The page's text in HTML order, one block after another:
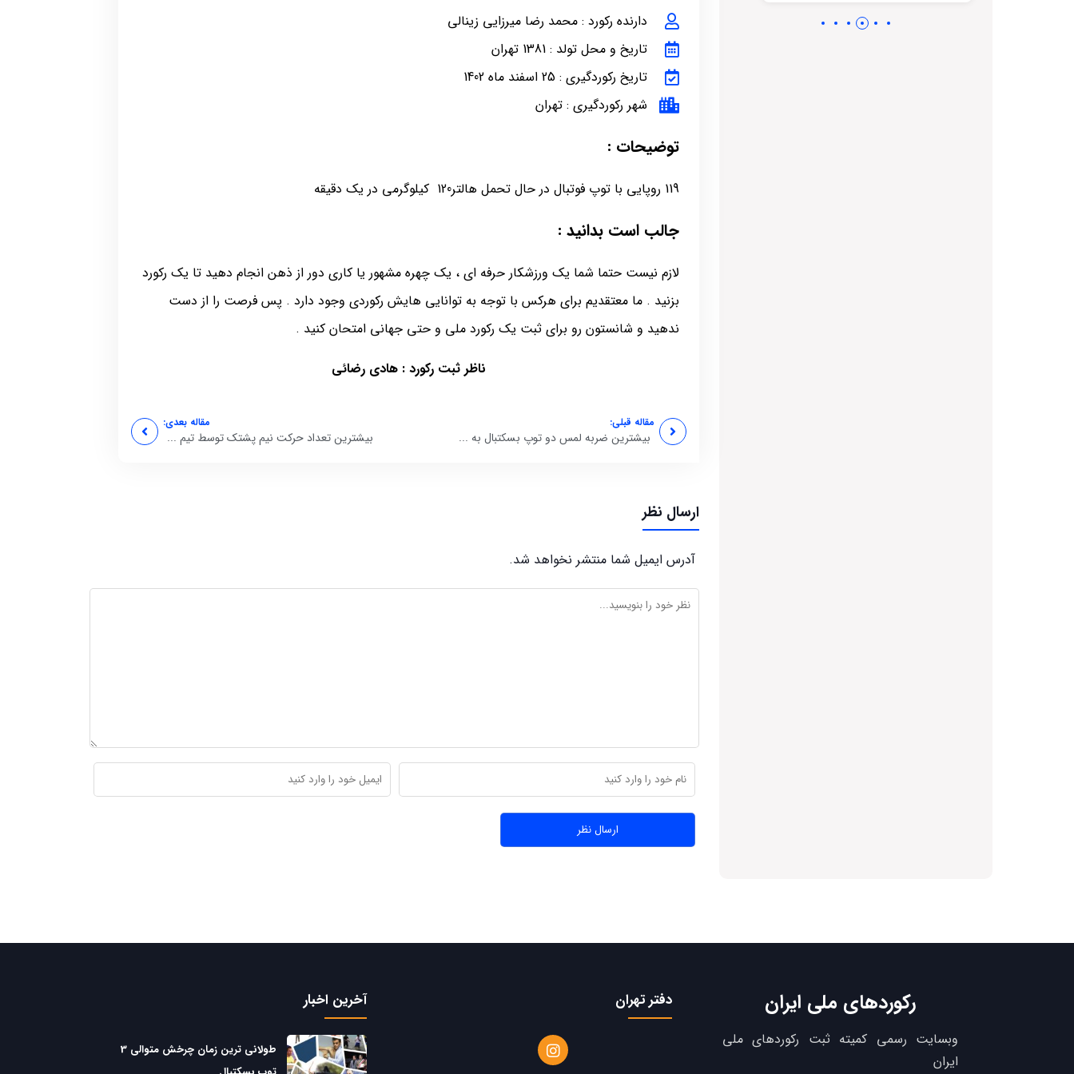
دارنده رکورد : محمد رضا میرزایی زینالی
تاریخ و محل تولد : 1381 تهران
تاریخ رکوردگیری : 25 اسفند ماه 1402
شهر رکوردگیری : تهران
توضیحات :
119 روپایی با توپ فوتبال در حال تحمل هالتر120 کیلوگرمی در یک دقیقه
جالب است بدانید :
لازم نیست حتما شما یک ورزشکار حرفه ای ، یک چهره مشهور یا کاری دور از ذهن انجام دهید تا یک رکورد
بزنید . ما معتقدیم برای هرکس با توجه به توانایی هایش رکوردی وجود دارد . پس فرصت را از دست
ندهید و شانستون رو برای ثبت یک رکورد ملی و حتی جهانی امتحان کنید .
ناظر ثبت رکورد : هادی رضائی
مقاله قبلی:
بیشترین ضربه لمس دو توپ بسکتبال به ...
مقاله بعدی:
بیشترین تعداد حرکت نیم پشتک توسط تیم ...
ارسال نظر
آدرس ایمیل شما منتشر نخواهد شد.
رکوردهای ملی ایران
وبسایت رسمی کمیته ثبت رکوردهای ملی
ایران
دفتر تهران آخرین اخبار
طولانی ترین زمان چرخش متوالی 3